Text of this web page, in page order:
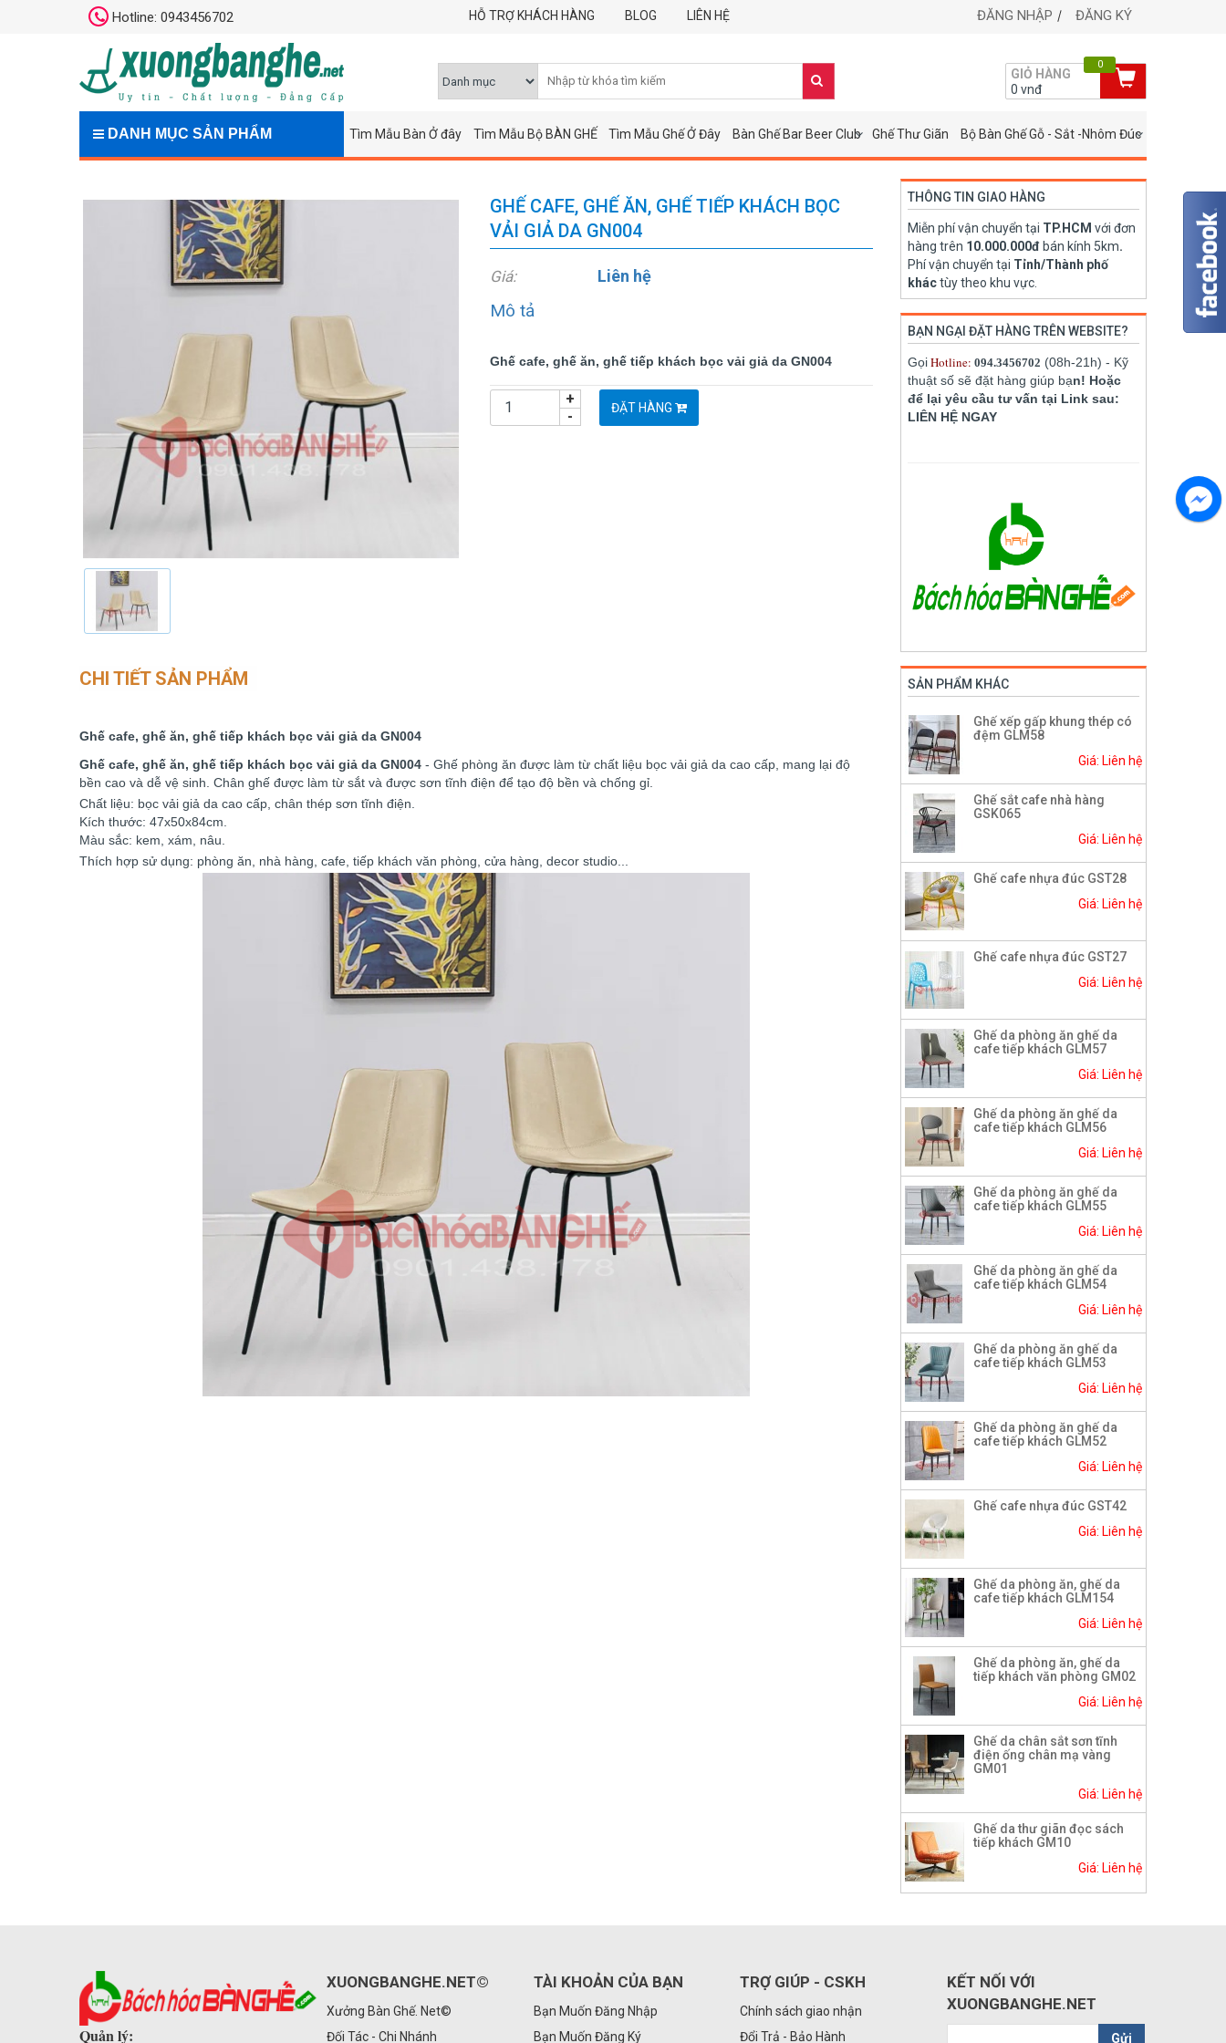
Hotline: 0943456702 HỖ TRỢ KHÁCH HÀNG BLOG LIÊN HỆ ĐĂNG NHẬP ĐĂNG KÝ
GIỎ HÀNG
0 vnđ
0
DANH MỤC SẢN PHẨM Tìm Mẫu Bàn Ở đây Tìm Mẫu Bộ BÀN GHẾ Tìm Mẫu Ghế Ở Đây Bàn Ghế Bar Beer Club Ghế Thư Giãn Bộ Bàn Ghế Gỗ - Sắt -Nhôm Đúc
GHẾ CAFE, GHẾ ĂN, GHẾ TIẾP KHÁCH BỌC
VẢI GIẢ DA GN004
Giá: Liên hệ
Mô tả
Ghế cafe, ghế ăn, ghế tiếp khách bọc vải giả da GN004
-
+ ĐẶT HÀNG
CHI TIẾT SẢN PHẨM
Ghế cafe, ghế ăn, ghế tiếp khách bọc vải giả da GN004
Ghế cafe, ghế ăn, ghế tiếp khách bọc vải giả da GN004 - Ghế phòng ăn được làm từ chất liệu bọc vải giả da cao cấp, mang lại độ
bền cao và dễ vệ sinh. Chân ghế được làm từ sắt và được sơn tĩnh điện để tạo độ bền và chống gỉ.
Chất liệu: bọc vải giả da cao cấp , chân thép sơn tĩnh điện.
Kích thước: 47x50x84cm.
Màu sắc: kem, xám, nâu.
Thích hợp sử dụng: phòng ăn, nhà hàng, cafe, tiếp khách văn phòng, cửa hàng, decor studio...
THÔNG TIN GIAO HÀNG
Miễn phí vận chuyển tại TP.HCM với đơn
hàng trên 10.000.000đ bán kính 5km.
Phí vận chuyển tại Tỉnh/Thành phố
kháctùy theo khu vực.
BẠN NGẠI ĐẶT HÀNG TRÊN WEBSITE?
GọiHotline: 094.3456702 (08h-21h) - Kỹ
thuật số sẽ đặt hàng giúp bạn! Hoặc
để lại yêu cầu tư vấn tại Link sau:
LIÊN HỆ NGAY
SẢN PHẨM KHÁC
Ghế xếp gấp khung thép có
đệm GLM58
Giá: Liên hệ
Ghế sắt cafe nhà hàng
GSK065
Giá: Liên hệ
Ghế cafe nhựa đúc GST28
Giá: Liên hệ
Ghế cafe nhựa đúc GST27
Giá: Liên hệ
Ghế da phòng ăn ghế da
cafe tiếp khách GLM57
Giá: Liên hệ
Ghế da phòng ăn ghế da
cafe tiếp khách GLM56
Giá: Liên hệ
Ghế da phòng ăn ghế da
cafe tiếp khách GLM55
Giá: Liên hệ
Ghế da phòng ăn ghế da
cafe tiếp khách GLM54
Giá: Liên hệ
Ghế da phòng ăn ghế da
cafe tiếp khách GLM53
Giá: Liên hệ
Ghế da phòng ăn ghế da
cafe tiếp khách GLM52
Giá: Liên hệ
Ghế cafe nhựa đúc GST42
Giá: Liên hệ
Ghế da phòng ăn, ghế da
cafe tiếp khách GLM154
Giá: Liên hệ
Ghế da phòng ăn, ghế da
tiếp khách văn phòng GM02
Giá: Liên hệ
Ghế da chân sắt sơn tĩnh
điện ống chân mạ vàng
GM01
Giá: Liên hệ
Ghế da thư giãn đọc sách
tiếp khách GM10
Giá: Liên hệ
Quản lý:
XUONGBANGHE.NET©
Xưởng Bàn Ghế. Net©
Đối Tác - Chi Nhánh
TÀI KHOẢN CỦA BẠN
Bạn Muốn Đăng Nhập
Bạn Muốn Đăng Ký
TRỢ GIÚP - CSKH
Chính sách giao nhận
Đổi Trả - Bảo Hành
KẾT NỐI VỚI
XUONGBANGHE.NET
Gửi